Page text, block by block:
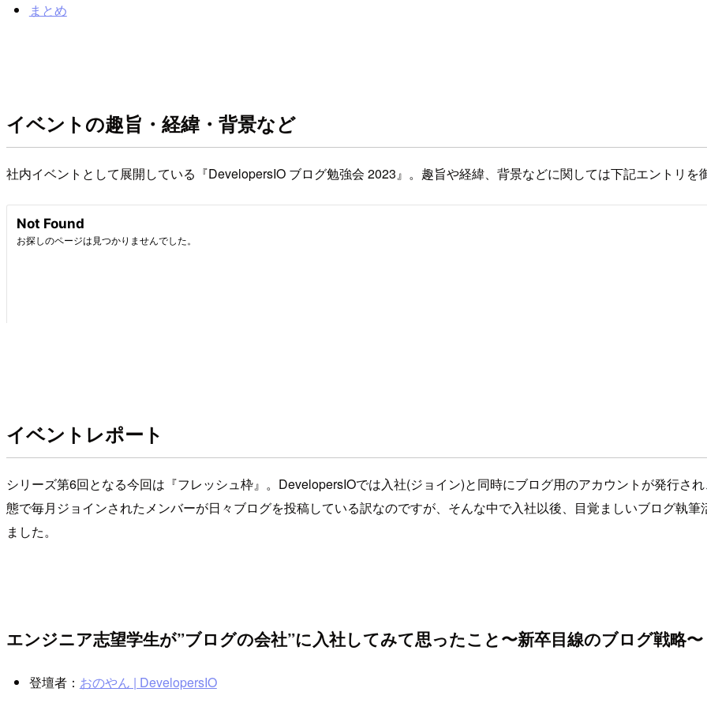
まとめ
イベントの趣旨・経緯・背景など
社内イベントとして展開している『DevelopersIO ブログ勉強会 2023』。趣旨や経緯、背景などに関しては下記エントリを
イベントレポート
シリーズ第6回となる今回は『フレッシュ枠』。DevelopersIOでは入社(ジョイン)と同時にブログ用のアカウントが発行さ
態で毎月ジョインされたメンバーが日々ブログを投稿している訳なのですが、そんな中で入社以後、目覚ましいブログ執
ました。
エンジニア志望学生が”ブログの会社”に入社してみて思ったこと〜新卒目線のブログ戦略
登壇者： おのやん | DevelopersIO